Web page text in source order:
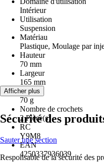
Intérieur
Utilisation
Suspension
Matériau
Plastique, Moulage par
Hauteur
70 mm
Largeur
165 mm
Poids
70 g
Nombre de crochets
2 Pièce(s)
RC
Y9M8
EAN
4250337936039
Afficher plus
Sécurité des
Sauter une section
Responsable de la sécurité des